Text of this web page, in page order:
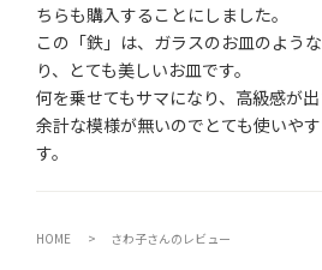
ちらも購入することにしました。
この「鉄」は、ガラスのお皿のよう
り、とても美しいお皿です。
何を乗せてもサマになり、高級感が出
余計な模様が無いのでとても使いや
HOME さわ子さんのレビュー